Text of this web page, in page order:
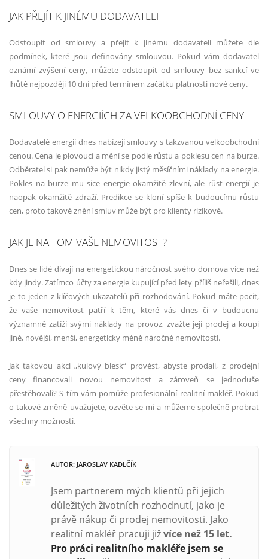
JAK PŘEJÍT K JINÉMU DODAVATELI
Odstoupit od smlouvy a přejít k jinému dodavateli můžete dle
podmínek, které jsou definovány smlouvou. Pokud vám dodavatel
oznámí zvýšení ceny, můžete odstoupit od smlouvy bez sankcí ve
lhůtě nejpozději 10 dní před termínem začátku platnosti nové ceny.
SMLOUVY O ENERGIÍCH ZA VELKOOBCHODNÍ CENY
Dodavatelé energií dnes nabízejí smlouvy s takzvanou velkoobchodní
cenou. Cena je plovoucí a mění se podle růstu a poklesu cen na burze.
Odběratel si pak nemůže být nikdy jistý měsíčními náklady na energie.
Pokles na burze mu sice energie okamžitě zlevní, ale růst energií je
naopak okamžitě zdraží. Predikce se kloní spíše k budoucímu růstu
cen, proto takové znění smluv může být pro klienty rizikové.
JAK JE NA TOM VAŠE NEMOVITOST?
Dnes se lidé dívají na energetickou náročnost svého domova více než
kdy jindy. Zatímco účty za energie kupující před lety příliš neřešili, dnes
je to jeden z klíčových ukazatelů při rozhodování. Pokud máte pocit,
že vaše nemovitost patří k těm, které vás dnes či v budoucnu
významně zatíží svými náklady na provoz, zvažte její prodej a koupi
jiné, novější, menší, energeticky méně náročné nemovitosti.
Jak takovou akci „kulový blesk“ provést, abyste prodali, z prodejní
ceny financovali novou nemovitost a zároveň se jednoduše
přestěhovali? S tím vám pomůže profesionální realitní makléř. Pokud
o takové změně uvažujete, ozvěte se mi a můžeme společně probrat
všechny možnosti.
AUTOR: JAROSLAV KADLČÍK
Jsem partnerem mých klientů při jejich
důležitých životních rozhodnutí, jako je
právě nákup či prodej nemovitosti. Jako
realitní makléř pracuji jižvíce než 15 let.
Pro práci realitního makléře jsem se